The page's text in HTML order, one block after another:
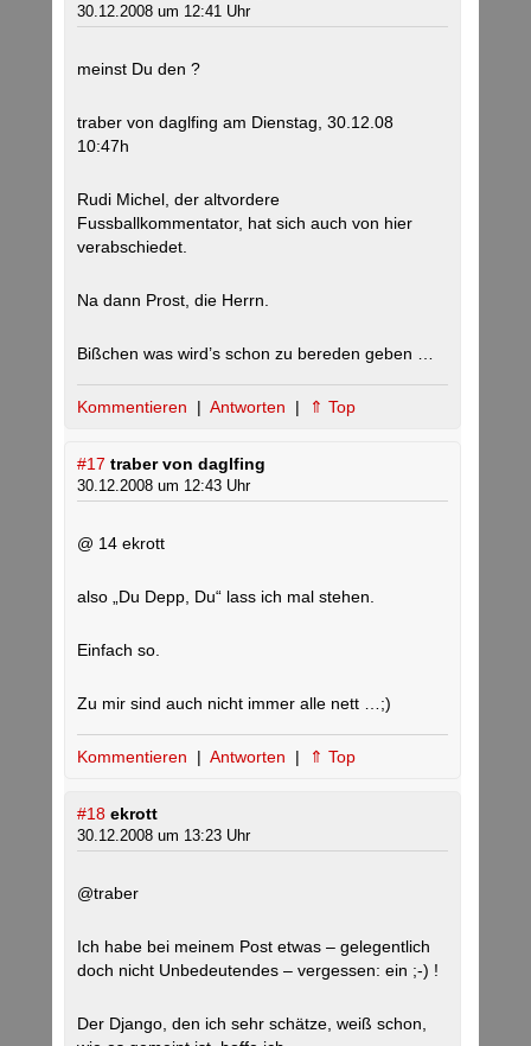
30.12.2008 um 12:41 Uhr
meinst Du den ?
traber von daglfing am Dienstag, 30.12.08
10:47h
Rudi Michel, der altvordere
Fussballkommentator, hat sich auch von hier
verabschiedet.
Na dann Prost, die Herrn.
Bißchen was wird’s schon zu bereden geben …
Kommentieren | Antworten | ⇑ Top
#17 traber von daglfing
30.12.2008 um 12:43 Uhr
@ 14 ekrott
also „Du Depp, Du“ lass ich mal stehen.
Einfach so.
Zu mir sind auch nicht immer alle nett …;)
Kommentieren | Antworten | ⇑ Top
#18 ekrott
30.12.2008 um 13:23 Uhr
@traber
Ich habe bei meinem Post etwas – gelegentlich
doch nicht Unbedeutendes – vergessen: ein ;-) !
Der Django, den ich sehr schätze, weiß schon,